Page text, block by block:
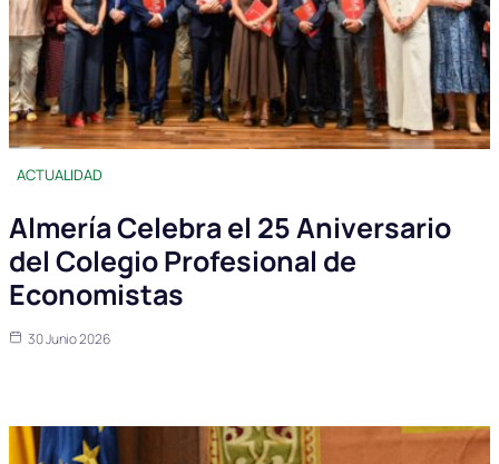
ACTUALIDAD
Almería Celebra el 25 Aniversario
del Colegio Profesional de
Economistas
30 Junio 2026